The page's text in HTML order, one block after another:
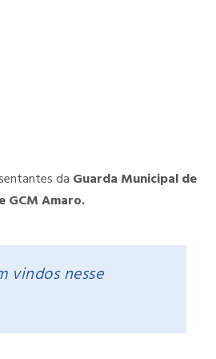
da Guarda Municipal de
GCM Amaro.
vindos nesse